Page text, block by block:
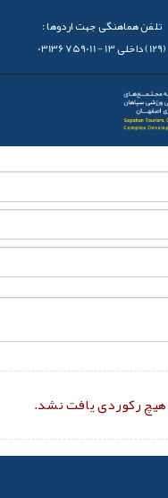
تلفن هماهنگی جهت اردوها :
هیچ رکوردی یافت نشد.